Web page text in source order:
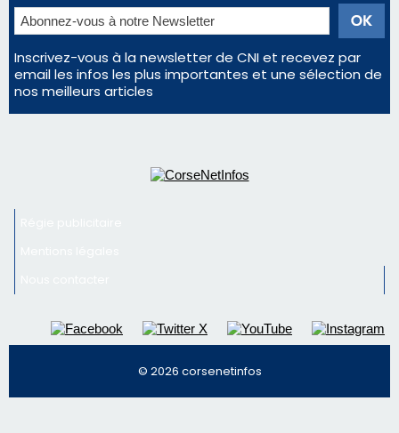
Inscrivez-vous à la newsletter de CNI et recevez par
email les infos les plus importantes et une sélection de
nos meilleurs articles
© 2026 corsenetinfos